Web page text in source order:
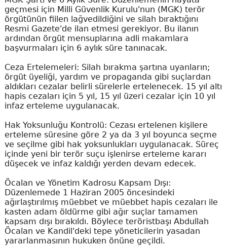
geçmesi için Milli Güvenlik Kurulu'nun (MGK) terör
örgütünün fiilen lağvedildiğini ve silah bıraktığını
Resmi Gazete'de ilan etmesi gerekiyor. Bu ilanın
ardından örgüt mensuplarına adli makamlara
başvurmaları için 6 aylık süre tanınacak.
Ceza Ertelemeleri: Silah bırakma şartına uyanların;
örgüt üyeliği, yardım ve propaganda gibi suçlardan
aldıkları cezalar belirli sürelerle ertelenecek. 15 yıl altı
hapis cezaları için 5 yıl, 15 yıl üzeri cezalar için 10 yıl
infaz erteleme uygulanacak.
Hak Yoksunluğu Kontrolü: Cezası ertelenen kişilere
erteleme süresine göre 2 ya da 3 yıl boyunca seçme
ve seçilme gibi hak yoksunlukları uygulanacak. Süreç
içinde yeni bir terör suçu işlenirse erteleme kararı
düşecek ve infaz kaldığı yerden devam edecek.
Öcalan ve Yönetim Kadrosu Kapsam Dışı:
Düzenlemede 1 Haziran 2005 öncesindeki
ağırlaştırılmış müebbet ve müebbet hapis cezaları ile
kasten adam öldürme gibi ağır suçlar tamamen
kapsam dışı bırakıldı. Böylece teröristbaşı Abdullah
Öcalan ve Kandil'deki tepe yöneticilerin yasadan
yararlanmasının hukuken önüne geçildi.